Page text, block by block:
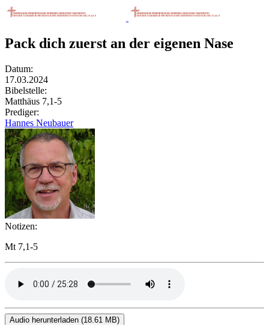
Pack dich zuerst an der eigenen Nase
Datum:
17.03.2024
Bibelstelle:
Matthäus 7,1-5
Prediger:
Hannes Neubauer
Notizen:
Mt 7,1-5
Audio herunterladen (18.61 MB)